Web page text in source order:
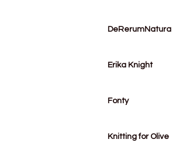
DeRerumNatura
Erika Knight
Fonty
Knitting for Olive